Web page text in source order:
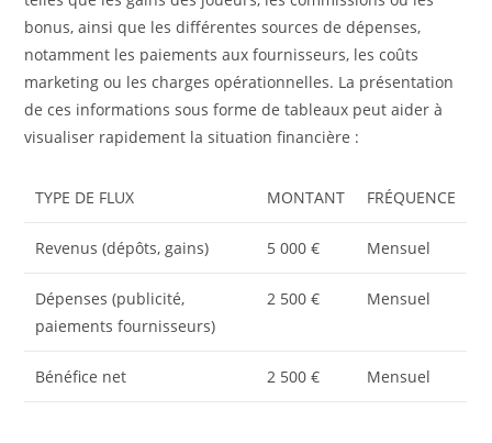
bonus, ainsi que les différentes sources de dépenses,
notamment les paiements aux fournisseurs, les coûts
marketing ou les charges opérationnelles. La présentation
de ces informations sous forme de tableaux peut aider à
visualiser rapidement la situation financière :
TYPE DE FLUX MONTANT FRÉQUENCE
Revenus (dépôts, gains) 5 000 € Mensuel
Dépenses (publicité,
paiements fournisseurs)
2 500 € Mensuel
Bénéfice net 2 500 € Mensuel